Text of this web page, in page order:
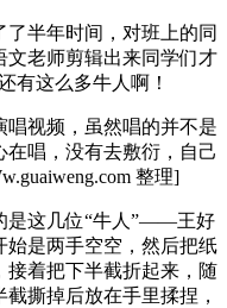
半年时间，对班上的同
文老师剪辑出来同学们才
有这么多牛人啊！
视频，虽然唱的并不是
唱，没有去敷衍，自己
整理]
这几位“牛人”——王好
始是两手空空，然后把纸
接着把下半截折起来，随
撕掉后放在手里揉捏，